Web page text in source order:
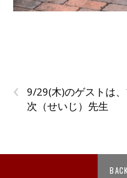
‹
9/29(木)のゲストは
次（せいじ）先生